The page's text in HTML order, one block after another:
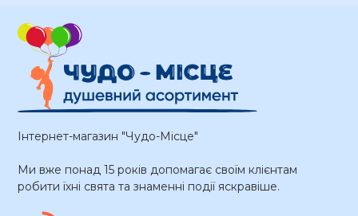
Інтернет-магазин "Чудо-Місце"
Ми вже понад 15 років допомагає своїм клієнтам
робити їхні свята та знаменні події яскравіше.